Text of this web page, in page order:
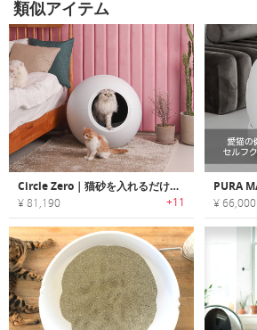
類似アイテム
Circle Zero｜猫砂を入れるだけでOKの全自動クリーニング猫トイレ「サークルゼロ」
¥ 81,190 +11 ¥ 66,000